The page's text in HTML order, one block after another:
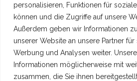
personalisieren, Funktionen für
können und die Zugriffe auf unsere
Außerdem geben wir Informationen
unserer Website an unsere Partner für
Werbung und Analysen weiter.
Informationen möglicherweise mit
zusammen, die Sie ihnen